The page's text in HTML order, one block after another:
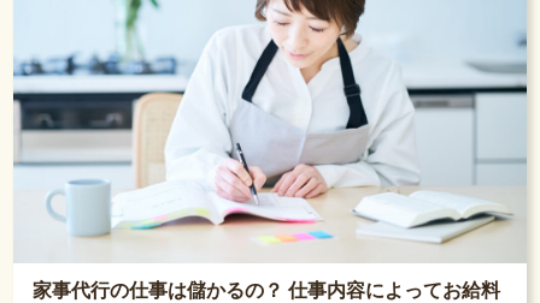
家事代行の仕事は儲かるの？ 仕事内容によってお給料